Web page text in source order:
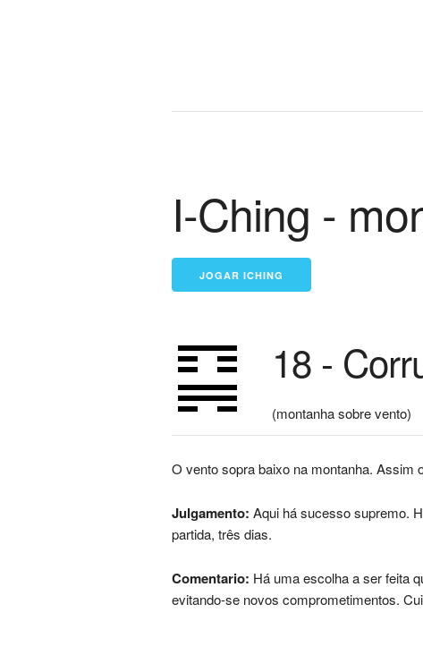
I-Ching -
18 -
(montanha sobre vento)
O vento sopra baixo na montanha. Assim
Julgamento: Aqui há sucesso supremo.
partida, três dias.
Comentario: Há uma escolha a ser feita
evitando-se novos comprometimentos.